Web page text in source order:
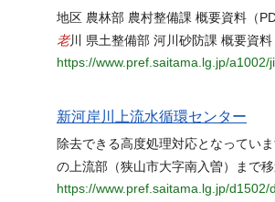
地区 農林部 農村整備課 概要資料（
老川 県土整備部 河川砂防課 概要資
https://www.pref.saitama.lg.jp/a1002/
新河岸川上流水循環センター
除去できる高度処理対応となってい
の上流部（狭山市大字南入曽）まで
https://www.pref.saitama.lg.jp/